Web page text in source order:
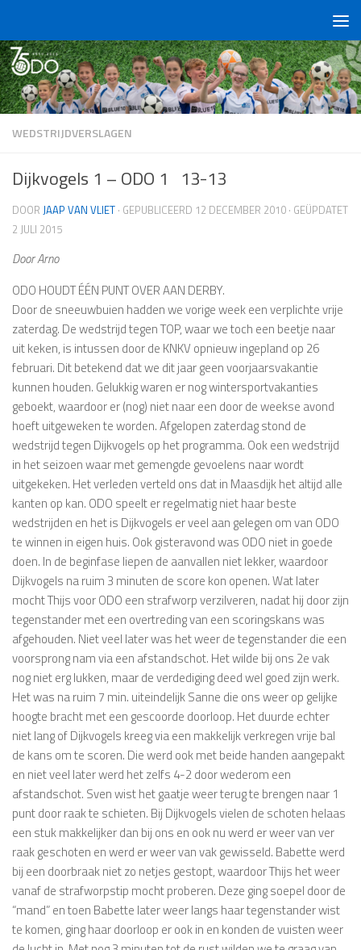
WEDSTRIJDVERSLAGEN
Dijkvogels 1 – ODO 1 13-13
DOOR JAAP VAN VLIET · GEPUBLICEERD 12 DECEMBER 2010 · GEÜPDATET
2 JULI 2015
Door Arno
ODO HOUDT ÉÉN PUNT OVER AAN DERBY.
Door de sneeuwbuien hadden we vorige week een verplichte vrije
zaterdag. De wedstrijd tegen TOP, waar we toch een beetje naar
uit keken, is intussen door de KNKV opnieuw ingepland op 26
februari. Dit betekend dat we dit jaar geen voorjaarsvakantie
kunnen houden. Gelukkig waren er nog wintersportvakanties
geboekt, waardoor er (nog) niet naar een door de weekse avond
hoeft uitgeweken te worden. Afgelopen zaterdag stond de
wedstrijd tegen Dijkvogels op het programma. Ook een wedstrijd
in het seizoen waar met gemengde gevoelens naar wordt
uitgekeken. Het verleden verteld ons dat in Maasdijk het altijd alle
kanten op kan. ODO speelt er regelmatig niet haar beste
wedstrijden en het is Dijkvogels er veel aan gelegen om van ODO
te winnen in eigen huis. Ook gisteravond was ODO niet in goede
doen. In de beginfase liepen de aanvallen niet lekker, waardoor
Dijkvogels na ruim 3 minuten de score kon openen. Wat later
mocht Thijs voor ODO een strafworp verzilveren, nadat hij door zijn
tegenstander met een overtreding van een scoringskans was
afgehouden. Niet veel later was het weer de tegenstander die een
voorsprong nam via een afstandschot. Het wilde bij ons 2e vak
nog niet erg lukken, maar de verdediging deed wel goed zijn werk.
Het was na ruim 7 min. uiteindelijk Sanne die ons weer op gelijke
hoogte bracht met een gescoorde doorloop. Het duurde echter
niet lang of Dijkvogels kreeg via een makkelijk verkregen vrije bal
de kans om te scoren. Die werd ook met beide handen aangepakt
en niet veel later werd het zelfs 4-2 door wederom een
afstandschot. Sven wist het gaatje weer terug te brengen naar 1
punt door raak te schieten. Bij Dijkvogels vielen de schoten helaas
een stuk makkelijker dan bij ons en ook nu werd er weer van ver
raak geschoten en werd er weer van vak gewisseld. Babette werd
bij een doorbraak niet zo netjes gestopt, waardoor Thijs het weer
vanaf de strafworpstip mocht proberen. Deze ging soepel door de
“mand” en toen Babette later weer langs haar tegenstander wist
te komen, ging haar doorloop er ook in en konden de vuisten weer